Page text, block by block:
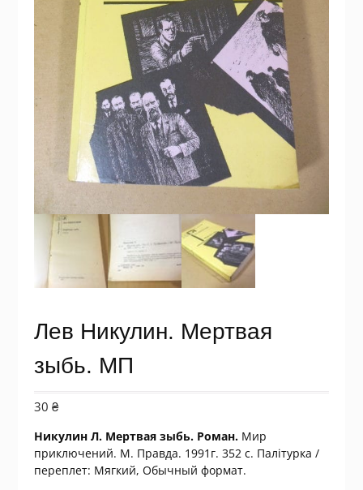
Лев Никулин. Мертвая
зыбь. МП
30 ₴
Никулин Л. Мертвая зыбь. Роман. Мир
приключений. М. Правда. 1991г. 352 с. Палiтурка /
переплет: Мягкий, Обычный формат.